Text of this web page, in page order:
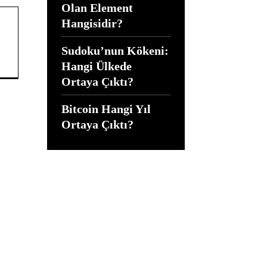
Olan Element
Hangisidir?
Sudoku’nun Kökeni:
Hangi Ülkede
Ortaya Çıktı?
Bitcoin Hangi Yıl
Ortaya Çıktı?